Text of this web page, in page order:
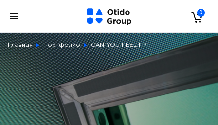
0
Главная Портфолио CAN YOU FEEL IT?